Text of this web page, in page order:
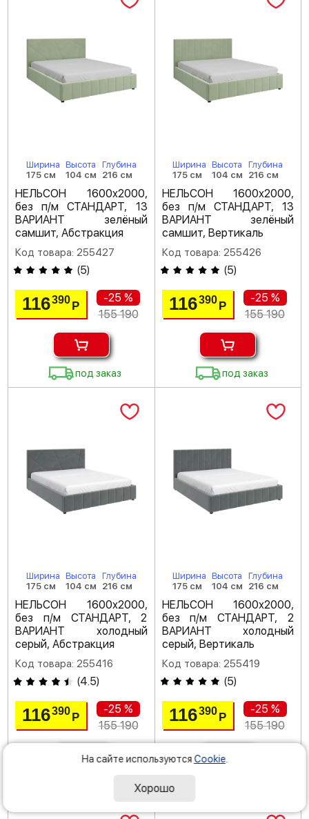
Ширина
175 см
Высота
104 см
Глубина
216 см
НЕЛЬСОН 1600х2000,
без п/м СТАНДАРТ, 13
ВАРИАНТ зелёный
самшит, Абстракция
Код товара: 255427
(5)
116390Р
-25 %
155 190
под заказ
Ширина
175 см
Высота
104 см
Глубина
216 см
НЕЛЬСОН 1600х2000,
без п/м СТАНДАРТ, 13
ВАРИАНТ зелёный
самшит, Вертикаль
Код товара: 255426
(5)
116390 Р
-25 %
155 190
под заказ
Ширина
175 см
Высота
104 см
Глубина
216 см
НЕЛЬСОН 1600х2000,
без п/м СТАНДАРТ, 2
ВАРИАНТ холодный
серый, Абстракция
Код товара: 255416
(4.5)
116390Р
-25 %
155 190
Ширина
175 см
Высота
104 см
Глубина
216 см
НЕЛЬСОН 1600х2000,
без п/м СТАНДАРТ, 2
ВАРИАНТ холодный
серый, Вертикаль
Код товара: 255419
(5)
116390 Р
-25 %
155 190
На сайте используются Cookie
Хорошо